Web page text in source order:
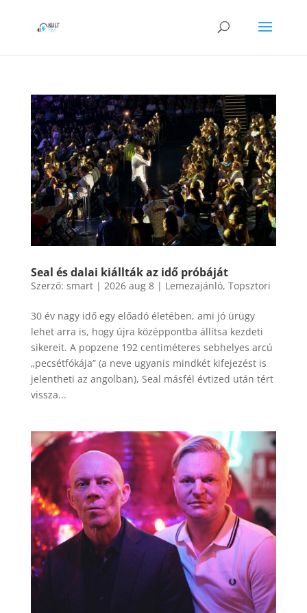
Seal és dalai kiállták az idő próbáját
Szerző: smart| 2026 aug 8| Lemezajánló, Topsztori
30 év nagy idő egy előadó életében, ami jó ürügy
lehet arra is, hogy újra középpontba állítsa kezdeti
sikereit. A popzene 192 centiméteres sebhelyes arcú
„pecsétfókája” (a neve ugyanis mindkét kifejezést is
jelentheti az angolban), Seal másfél évtized után tért
vissza...